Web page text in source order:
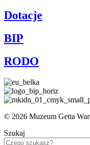
Dotacje
BIP
RODO
© 2026 Muzeum Getta
Szukaj